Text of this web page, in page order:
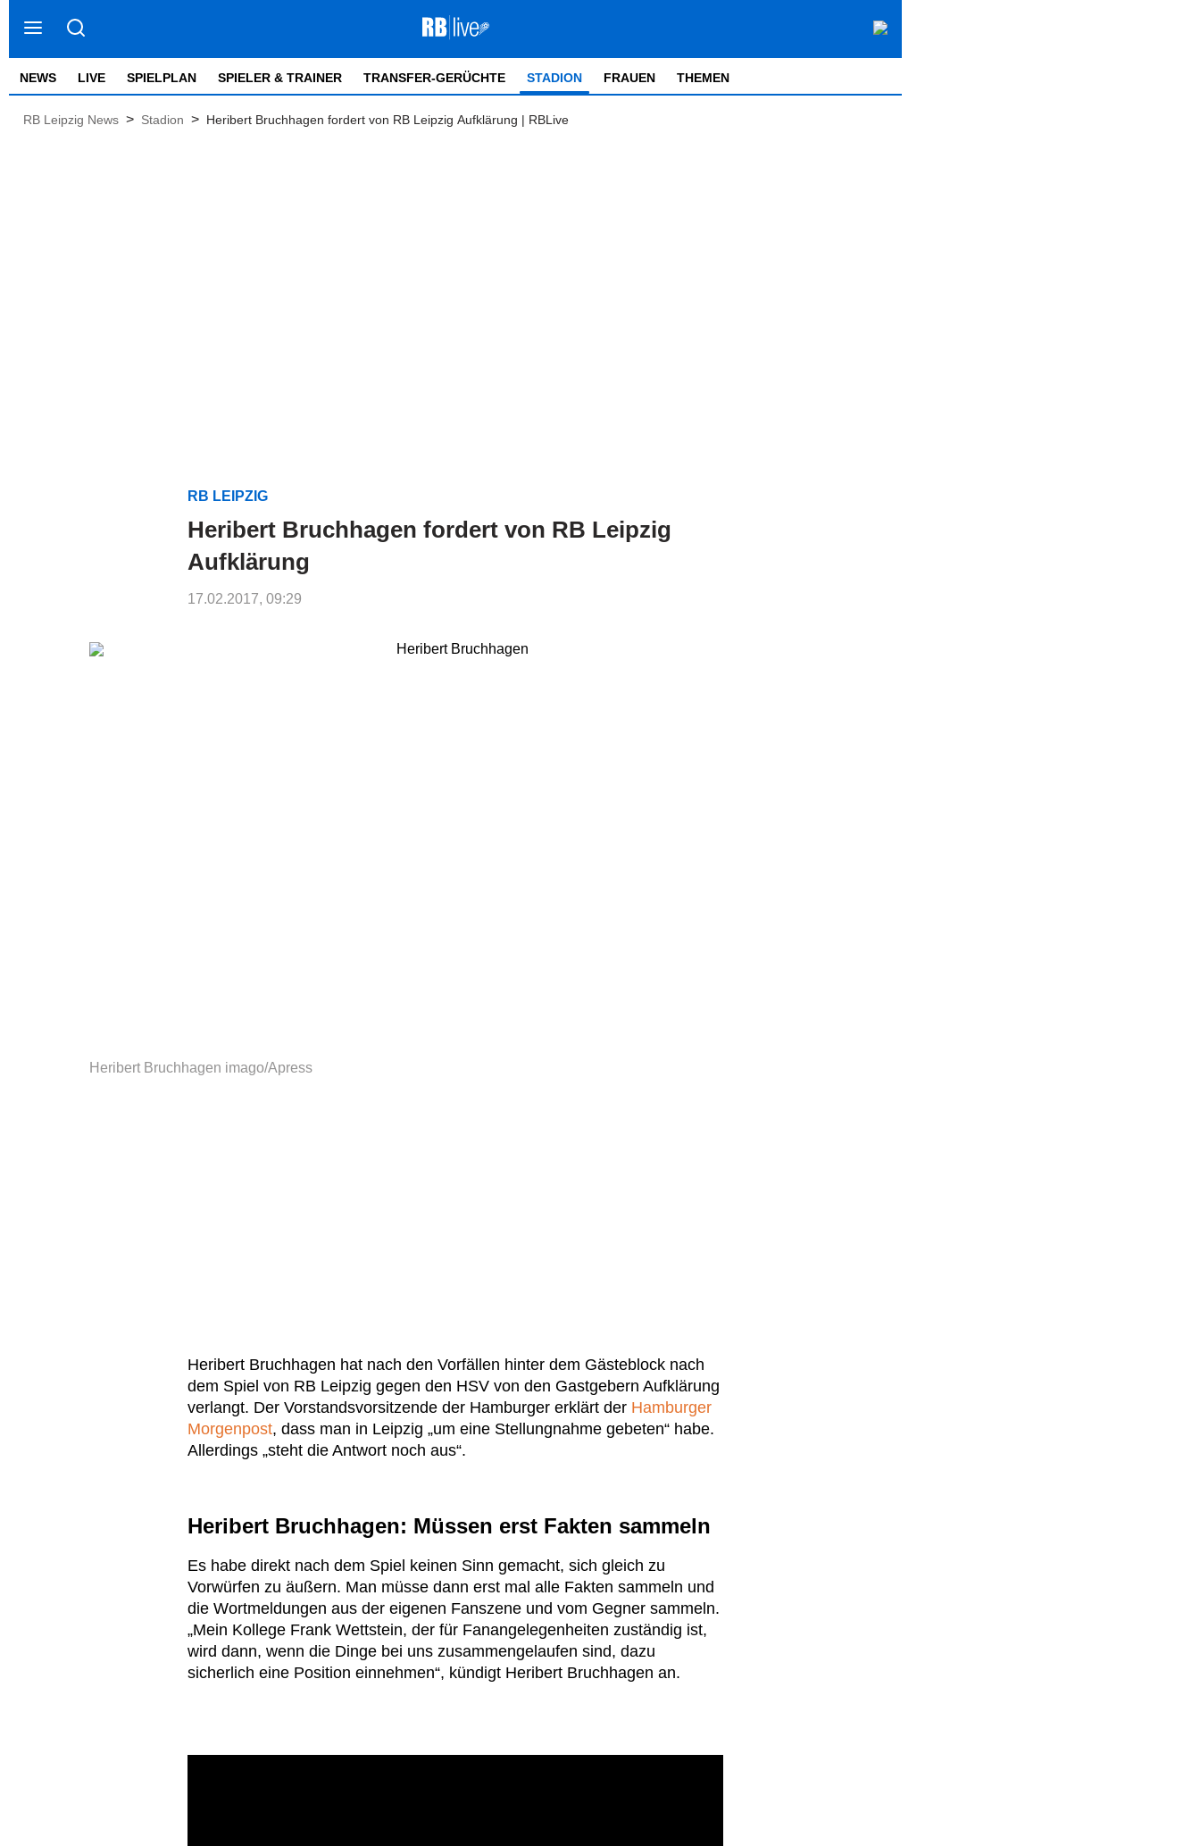
NEWS LIVE SPIELPLAN SPIELER & TRAINER TRANSFER-GERÜCHTE STADION FRAUEN THEMEN
RB Leipzig News > Stadion > Heribert Bruchhagen fordert von RB Leipzig Aufklärung | RBLive
RB LEIPZIG
Heribert Bruchhagen fordert von RB Leipzig
Aufklärung
17.02.2017, 09:29
Heribert Bruchhagen imago/Apress
Heribert Bruchhagen hat nach den Vorfällen hinter dem Gästeblock nach
dem Spiel von RB Leipzig gegen den HSV von den Gastgebern Aufklärung
verlangt. Der Vorstandsvorsitzende der Hamburger erklärt der Hamburger
Morgenpost, dass man in Leipzig „um eine Stellungnahme gebeten“ habe.
Allerdings „steht die Antwort noch aus“.
Heribert Bruchhagen: Müssen erst Fakten sammeln
Es habe direkt nach dem Spiel keinen Sinn gemacht, sich gleich zu
Vorwürfen zu äußern. Man müsse dann erst mal alle Fakten sammeln und
die Wortmeldungen aus der eigenen Fanszene und vom Gegner sammeln.
„Mein Kollege Frank Wettstein, der für Fanangelegenheiten zuständig ist,
wird dann, wenn die Dinge bei uns zusammengelaufen sind, dazu
sicherlich eine Position einnehmen“, kündigt Heribert Bruchhagen an.